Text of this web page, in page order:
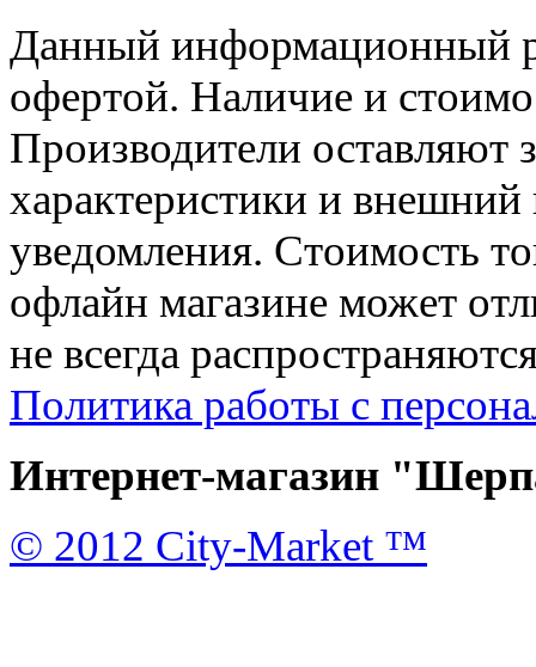
Данный информационный
офертой. Наличие и
Производители оставляют
характеристики и внешний
уведомления. Стоимость
офлайн магазине может
не всегда
Политика работы с
Интернет-магазин
© 2012 City-Market ™